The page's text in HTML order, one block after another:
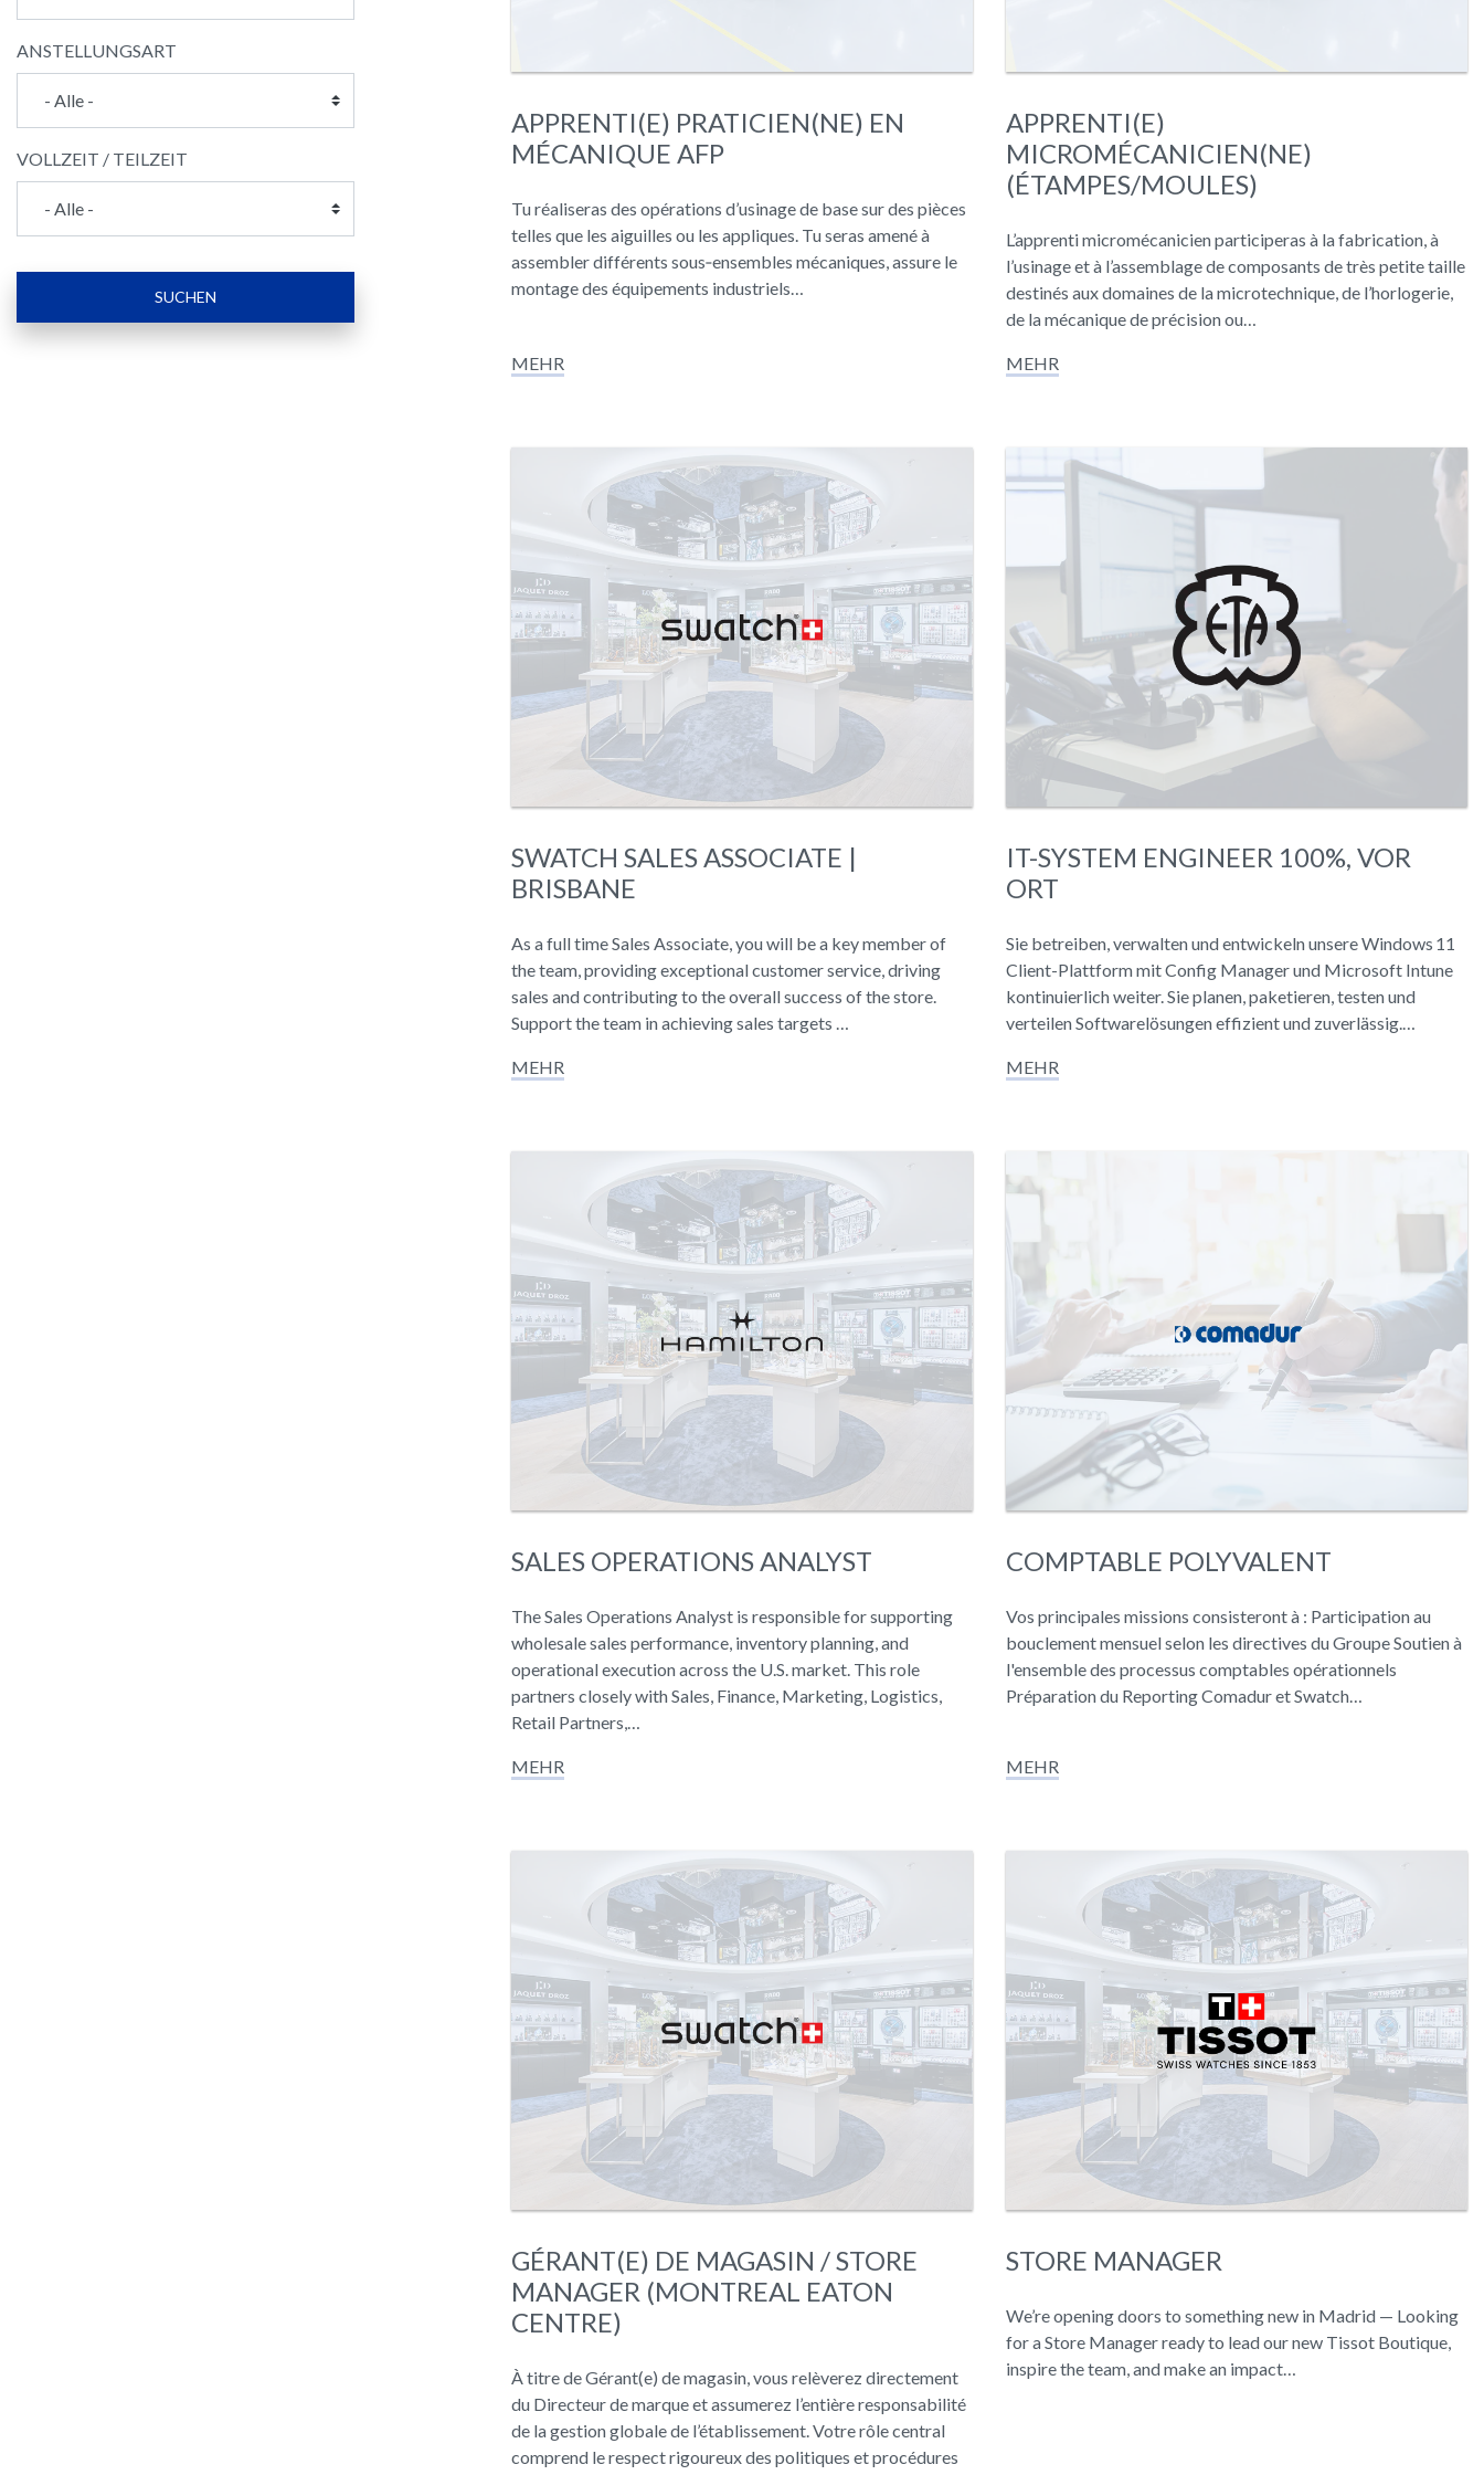
ANSTELLUNGSART
VOLLZEIT / TEILZEIT
SUCHEN
APPRENTI(E) PRATICIEN(NE) EN
MÉCANIQUE AFP
Tu réaliseras des opérations d’usinage de base sur des pièces
telles que les aiguilles ou les appliques. Tu seras amené à
assembler différents sous‑ensembles mécaniques, assure le
montage des équipements industriels…
MEHR
APPRENTI(E)
MICROMÉCANICIEN(NE)
(ÉTAMPES/MOULES)
L’apprenti micromécanicien participeras à la fabrication, à
l’usinage et à l’assemblage de composants de très petite taille
destinés aux domaines de la microtechnique, de l’horlogerie,
de la mécanique de précision ou…
MEHR
SWATCH SALES ASSOCIATE |
BRISBANE
As a full time Sales Associate, you will be a key member of
the team, providing exceptional customer service, driving
sales and contributing to the overall success of the store.
Support the team in achieving sales targets …
MEHR
IT-SYSTEM ENGINEER 100%, VOR
ORT
Sie betreiben, verwalten und entwickeln unsere Windows 11
Client-Plattform mit Config Manager und Microsoft Intune
kontinuierlich weiter. Sie planen, paketieren, testen und
verteilen Softwarelösungen effizient und zuverlässig.…
MEHR
SALES OPERATIONS ANALYST
The Sales Operations Analyst is responsible for supporting
wholesale sales performance, inventory planning, and
operational execution across the U.S. market. This role
partners closely with Sales, Finance, Marketing, Logistics,
Retail Partners,…
MEHR
COMPTABLE POLYVALENT
Vos principales missions consisteront à : Participation au
bouclement mensuel selon les directives du Groupe Soutien à
l'ensemble des processus comptables opérationnels
Préparation du Reporting Comadur et Swatch…
MEHR
GÉRANT(E) DE MAGASIN / STORE
MANAGER (MONTREAL EATON
CENTRE)
À titre de Gérant(e) de magasin, vous relèverez directement
du Directeur de marque et assumerez l’entière responsabilité
de la gestion globale de l’établissement. Votre rôle central
comprend le respect rigoureux des politiques et procédures
STORE MANAGER
We’re opening doors to something new in Madrid — Looking
for a Store Manager ready to lead our new Tissot Boutique,
inspire the team, and make an impact…